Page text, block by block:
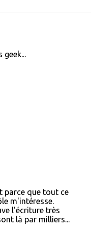
geek...
parce que tout ce
m'intéresse.
l'écriture très
là par milliers...